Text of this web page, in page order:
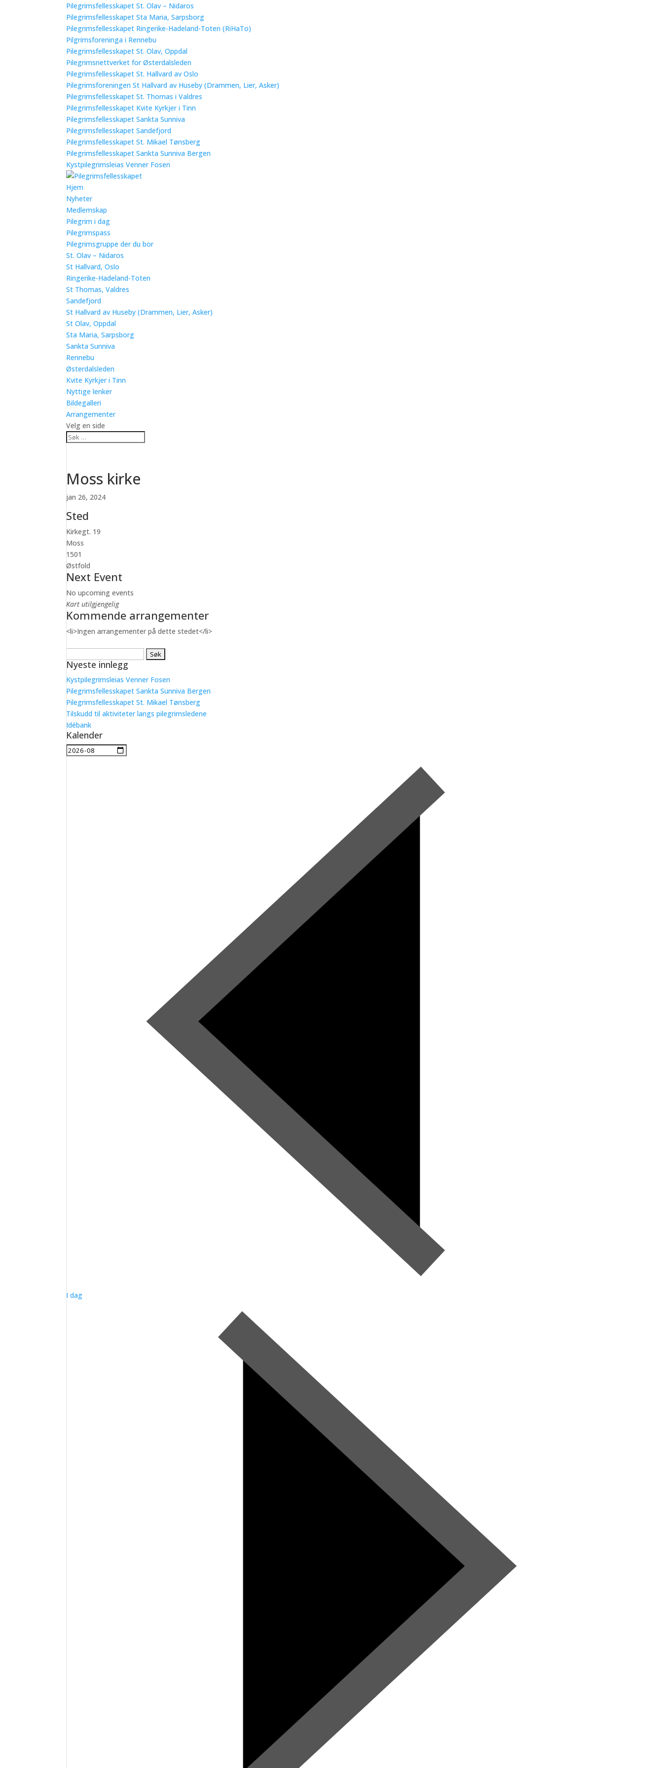
Pilegrimsfellesskapet St. Olav – Nidaros
Pilegrimsfellesskapet Sta Maria, Sarpsborg
Pilegrimsfellesskapet Ringerike-Hadeland-Toten (RiHaTo)
Pilgrimsforeninga i Rennebu
Pilegrimsfellesskapet St. Olav, Oppdal
Pilegrimsnettverket for Østerdalsleden
Pilegrimsfellesskapet St. Hallvard av Oslo
Pilegrimsforeningen St Hallvard av Huseby (Drammen, Lier, Asker)
Pilegrimsfellesskapet St. Thomas i Valdres
Pilegrimsfellesskapet Kvite Kyrkjer i Tinn
Pilegrimsfellesskapet Sankta Sunniva
Pilegrimsfellesskapet Sandefjord
Pilegrimsfellesskapet St. Mikael Tønsberg
Pilegrimsfellesskapet Sankta Sunniva Bergen
Kystpilegrimsleias Venner Fosen
Hjem
Nyheter
Medlemskap
Pilegrim i dag
Pilegrimspass
Pilegrimsgruppe der du bor
St. Olav – Nidaros
St Hallvard, Oslo
Ringerike-Hadeland-Toten
St Thomas, Valdres
Sandefjord
St Hallvard av Huseby (Drammen, Lier, Asker)
St Olav, Oppdal
Sta Maria, Sarpsborg
Sankta Sunniva
Rennebu
Østerdalsleden
Kvite Kyrkjer i Tinn
Nyttige lenker
Bildegalleri
Arrangementer
Velg en side
Moss kirke
jan 26, 2024
Sted
Kirkegt. 19
Moss
1501
Østfold
Next Event
No upcoming events
Kart utilgjengelig
Kommende arrangementer
<li>Ingen arrangementer på dette stedet</li>
etter:
Nyeste innlegg
Kystpilegrimsleias Venner Fosen
Pilegrimsfellesskapet Sankta Sunniva Bergen
Pilegrimsfellesskapet St. Mikael Tønsberg
Tilskudd til aktiviteter langs pilegrimsledene
Idébank
Kalender
I dag